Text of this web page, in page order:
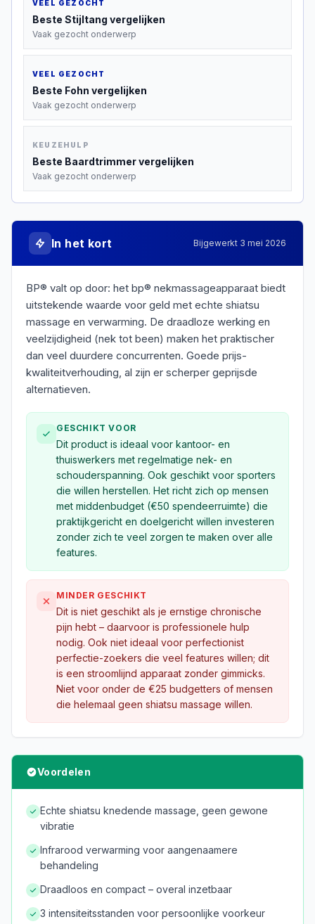
VEEL GEZOCHT
Beste Stijltang vergelijken
Vaak gezocht onderwerp
VEEL GEZOCHT
Beste Fohn vergelijken
Vaak gezocht onderwerp
KEUZEHULP
Beste Baardtrimmervergelijken
Vaak gezocht onderwerp
In het kort Bijgewerkt 3 mei 2026
BP® valt op door: het bp® nekmassageapparaat biedt
uitstekende waarde voor geld met echte shiatsu
massage en verwarming. De draadloze werking en
veelzijdigheid (nek tot been) maken het praktischer
dan veel duurdere concurrenten. Goede prijs-
kwaliteitverhouding, al zijn er scherper geprijsde
alternatieven.
GESCHIKT VOOR
Dit product is ideaal voor kantoor- en
thuiswerkers met regelmatige nek- en
schouderspanning. Ook geschikt voor sporters
die willen herstellen. Het richt zich op mensen
met middenbudget (€50 spendeerruimte) die
praktijkgericht en doelgericht willen investeren
zonder zich te veel zorgen te maken over alle
features.
MINDER GESCHIKT
Dit is niet geschikt als je ernstige chronische
pijn hebt – daarvoor is professionele hulp
nodig. Ook niet ideaal voor perfectionist
perfectie-zoekers die veel features willen; dit
is een stroomlijnd apparaat zonder gimmicks.
Niet voor onder de €25 budgetters of mensen
die helemaal geen shiatsu massage willen.
Voordelen
Echte shiatsu knedende massage, geen gewone
vibratie
Infrarood verwarming voor aangenaamere
behandeling
Draadloos en compact – overal inzetbaar
3 intensiteitsstanden voor persoonlijke voorkeur